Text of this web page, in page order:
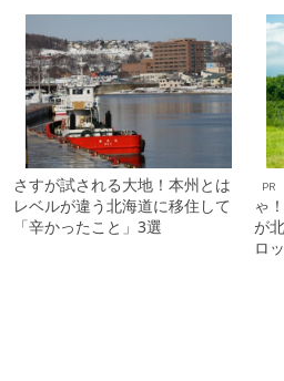
さすが試される大地！本州とは
レベルが違う北海道に移住して
「辛かったこと」3選
PR
ゃ
が
ロ